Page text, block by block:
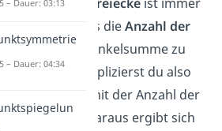
um 2 geringer als dieAnzahl der
.Um die Winkelsumme zu
multiplizierst du also
immer die 180° mit der Anzahl der
n – 2
. Daraus ergibt sich
– Dauer: 03:13
– Dauer: 04:34